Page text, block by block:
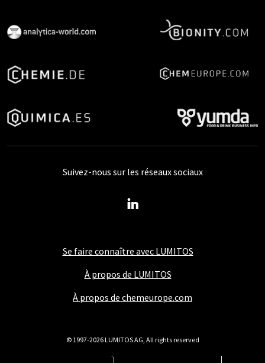
Se faire connaître avec LUMITOS
À propos de LUMITOS
À propos de chemeurope.com
Suivez-nous sur les réseaux sociaux
© 1997-2026 LUMITOS AG, All rights reserved